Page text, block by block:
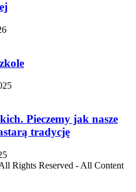
Pieczemy jak nasze
tradycję
Rights Reserved - All Content